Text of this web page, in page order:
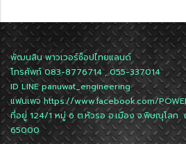
พัฒนสิน พาวเวอร์ช็อปไทยแลนด์
โทรศัพท์ 083-8776714 , 055-337014
ID LINEpanuwat_engineering
แฟนเพจhttps://www.facebook.com/
ที่อยู่ 124/1 หมู่ 6 ต.หัวรอ อ.เมือง จ.พิษณุโล
65000